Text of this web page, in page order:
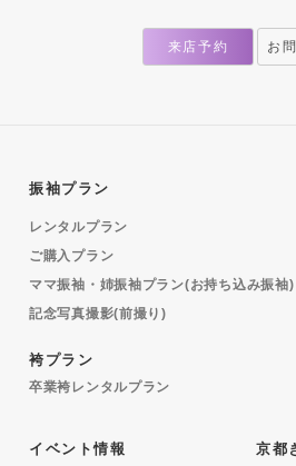
来店予約 お
振袖プラン
レンタルプラン
ご購入プラン
ママ振袖・姉振袖プラン(お持ち込み振袖)
記念写真撮影(前撮り)
袴プラン
卒業袴レンタルプラン
イベント情報 京都